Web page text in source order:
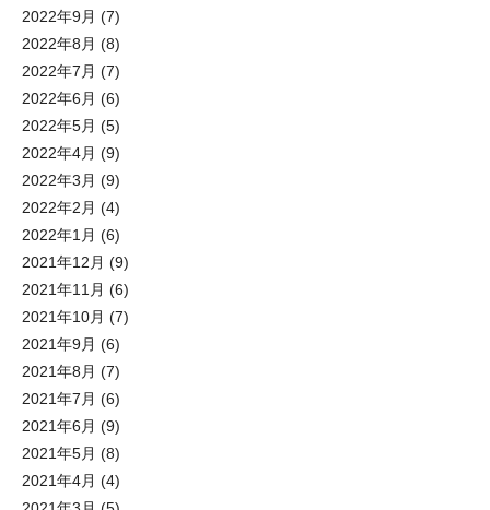
2022年9月 (7)
2022年8月 (8)
2022年7月 (7)
2022年6月 (6)
2022年5月 (5)
2022年4月 (9)
2022年3月 (9)
2022年2月 (4)
2022年1月 (6)
2021年12月 (9)
2021年11月 (6)
2021年10月 (7)
2021年9月 (6)
2021年8月 (7)
2021年7月 (6)
2021年6月 (9)
2021年5月 (8)
2021年4月 (4)